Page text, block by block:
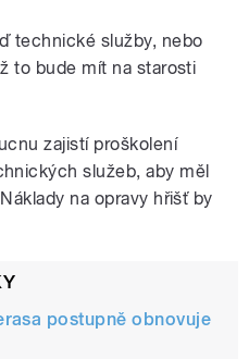
technické služby, nebo
to bude mít na starosti
zajistí proškolení
služeb, aby měl
na opravy hřišť by
postupně obnovuje